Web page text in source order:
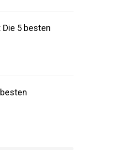
5 besten